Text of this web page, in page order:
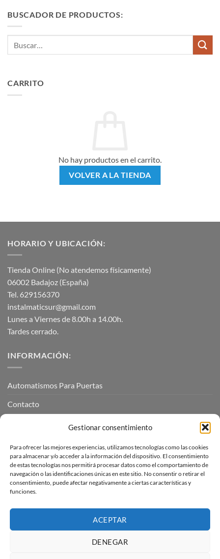
Gestionar consentimiento
Para ofrecer las mejores experiencias, utilizamos tecnologías como las cookies
para almacenar y/o acceder a la información del dispositivo. El consentimiento
de estas tecnologías nos permitirá procesar datos como el comportamiento de
navegación o las identificaciones únicas en este sitio. No consentir o retirar el
consentimiento, puede afectar negativamente a ciertas características y
funciones.
ACEPTAR
DENEGAR
BUSCADOR DE PRODUCTOS:
CARRITO
No hay productos en el carrito.
VOLVER A LA TIENDA
HORARIO Y UBICACIÓN:
Tienda Online (No atendemos físicamente)
06002 Badajoz (España)
Tel. 629156370
instalmaticsur@gmail.com
Lunes a Viernes de 8.00h a 14.00h.
Tardes cerrado.
INFORMACIÓN:
Automatismos Para Puertas
Contacto
INFORMACIÓN LEGAL
Aviso Legal